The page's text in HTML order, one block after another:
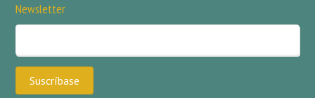
Newsletter